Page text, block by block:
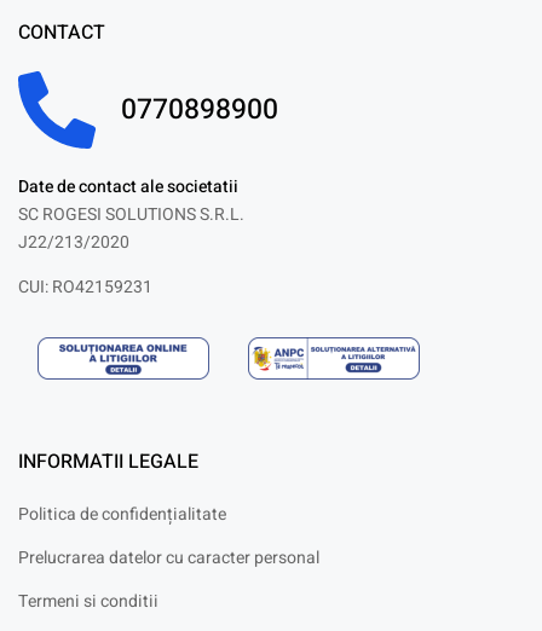
CONTACT
0770898900
Date de contact ale societatii
SC ROGESI SOLUTIONS S.R.L.
J22/213/2020
CUI: RO42159231
INFORMATII LEGALE
Politica de confidențialitate
Prelucrarea datelor cu caracter personal
Termeni si conditii